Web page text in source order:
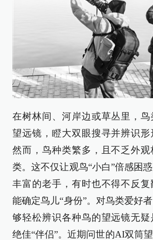
在树林间、河岸边或草丛里，
望远镜，瞪大双眼搜寻并辨识形
然而，鸟种类繁多，且不乏外
类。这不仅让观鸟“小白”倍感困
丰富的老手，有时也不得不反
能确定鸟儿“身份”。对鸟类爱好
够轻松辨识各种鸟的望远镜无
绝佳“伴侣”。近期问世的AI双筒